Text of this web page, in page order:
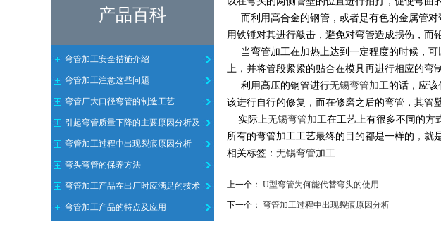
产品百科
弯管加工安全措施介绍
弯管加工注意这些问题
弯管厂大口径弯管的制造工艺
引起弯管质量下降的主要原因分析及
注意方法
弯管加工过程中出现裂痕原因分析
弯头弯管的保养方法
弯管加工产品在出厂时应满足的技术
需求
弯管加工产品的特点及应用
而利用高合金的钢管，或者是有色的金属管对
用铁锤对其进行敲击，避免对弯管造成损伤，而
当弯管加工在加热上达到一定程度的时候，可
上，并将管段紧紧的贴合在模具再进行相应的弯
利用高压的钢管进行无锡弯管加工的话，应
该进行自行的修复，而在修磨之后的弯管，其管
实际上无锡弯管加工在工艺上有很多不同的方
所有的弯管加工工艺最终的目的都是一样的，就
相关标签： 无锡弯管加工
上一个： U型弯管为何能代替弯头的使用
下一个： 弯管加工过程中出现裂痕原因分析